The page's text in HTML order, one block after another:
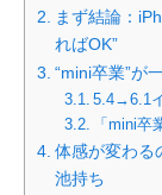
まず結論：
ればOK”
“mini卒業”が
5.4→6.1
「mini卒
体感が変わる
池持ち